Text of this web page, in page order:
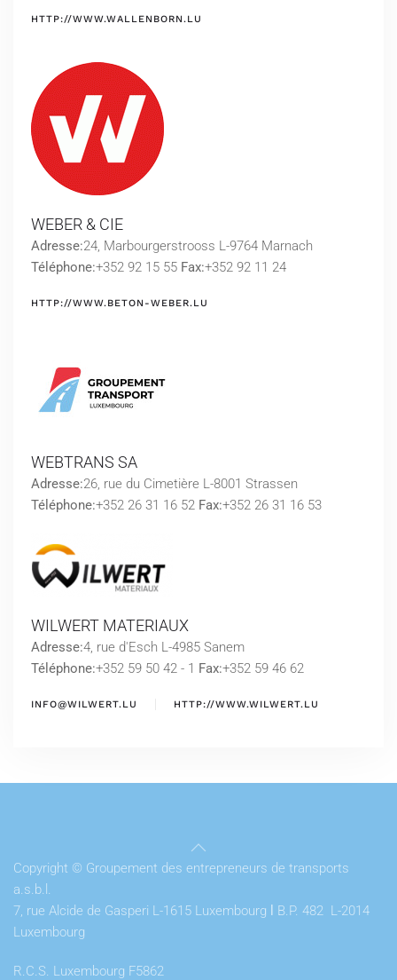
HTTP://WWW.WALLENBORN.LU
WEBER & CIE
Adresse:24, Marbourgerstrooss L-9764 Marnach
Téléphone:+352 92 15 55 Fax:+352 92 11 24
HTTP://WWW.BETON-WEBER.LU
WEBTRANS SA
Adresse:26, rue du Cimetière L-8001 Strassen
Téléphone:+352 26 31 16 52 Fax:+352 26 31 16 53
WILWERT MATERIAUX
Adresse:4, rue d'Esch L-4985 Sanem
Téléphone:+352 59 50 42 - 1 Fax:+352 59 46 62
INFO@WILWERT.LU HTTP://WWW.WILWERT.LU
Copyright © Groupement des entrepreneurs de transports
a.s.b.l.
7, rue Alcide de Gasperi L-1615 Luxembourg
B.P. 482 L-2014
Luxembourg
R.C.S. Luxembourg F5862